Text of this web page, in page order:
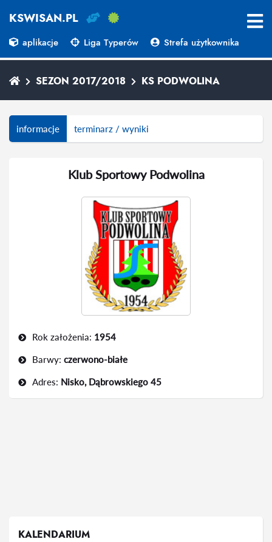
KSWISAN.PL
aplikacje Liga Typerów Strefa użytkownika
SEZON 2017/2018 KS PODWOLINA
informacje terminarz / wyniki
Klub Sportowy Podwolina
Rok założenia: 1954
Barwy: czerwono-białe
Adres: Nisko, Dąbrowskiego 45
KALENDARIUM